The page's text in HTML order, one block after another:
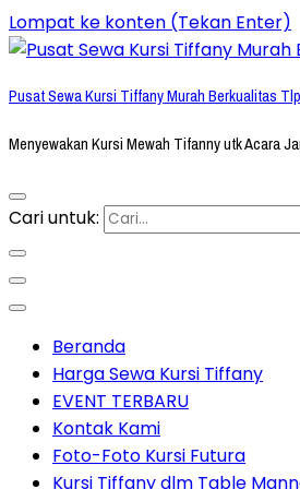
Lompat ke konten (Tekan Enter)
Pusat Sewa Kursi Tiffany Murah Berkualitas
Menyewakan Kursi Mewah Tifanny utk Acara
Cari untuk:
Beranda
Harga Sewa Kursi Tiffany
EVENT TERBARU
Kontak Kami
Foto-Foto Kursi Futura
Kursi Tiffany dlm Table